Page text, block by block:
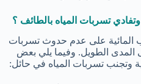
وتفادي تسربات المياه بالطائف ؟
المائية على عدم حدوث تسربات
المدى الطويل. وفيما يلي بعض
وتجنب تسربات المياه في حائل: